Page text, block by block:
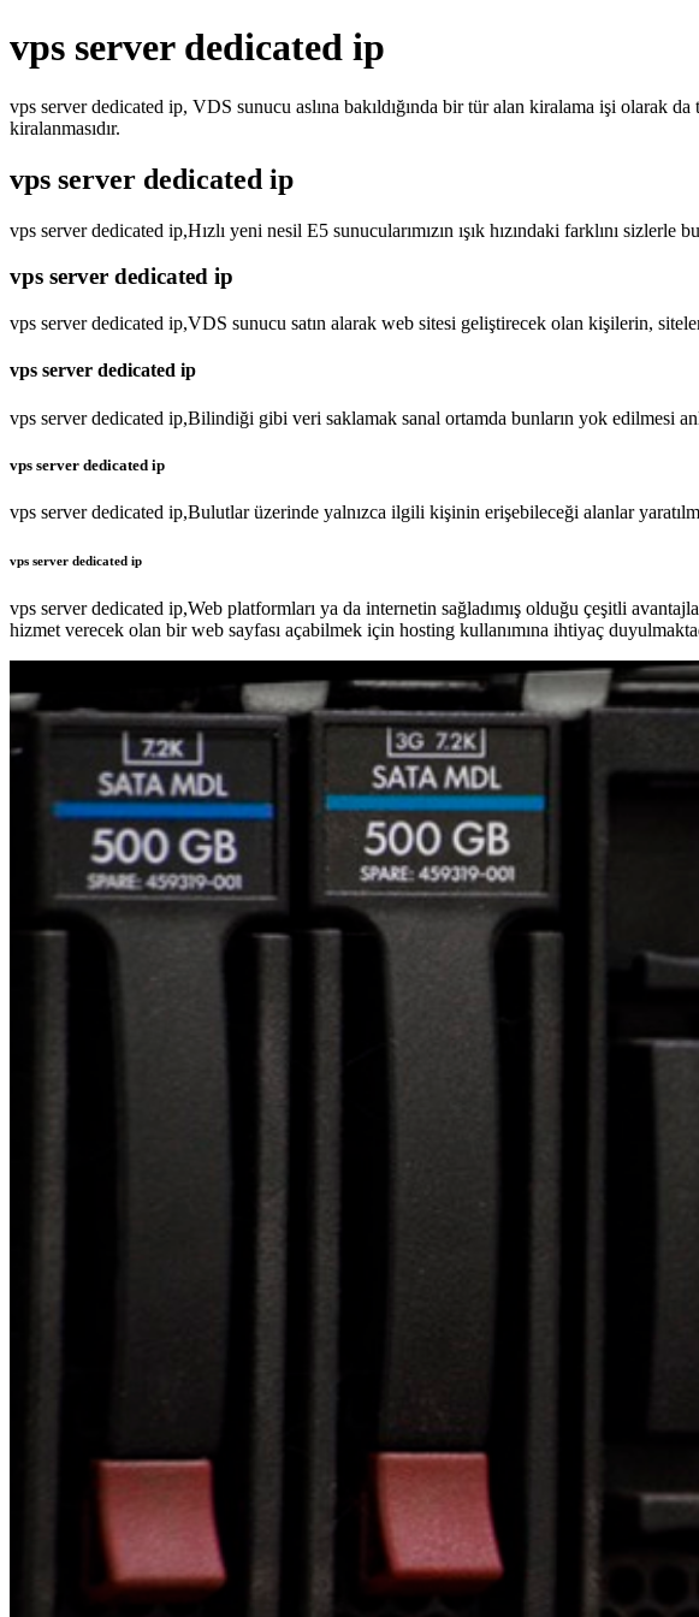
vps server dedicated ip
vps server dedicated ip, VDS sunucu aslına bakıldığında bir tür alan kiralama işi olarak
kiralanmasıdır.
vps server dedicated ip
vps server dedicated ip,Hızlı yeni nesil E5 sunucularımızın ışık hızındaki farklını
vps server dedicated ip
vps server dedicated ip,VDS sunucu satın alarak web sitesi geliştirecek olan kişilerin,
vps server dedicated ip
vps server dedicated ip,Bilindiği gibi veri saklamak sanal ortamda bunların yok edilmesi
vps server dedicated ip
vps server dedicated ip,Bulutlar üzerinde yalnızca ilgili kişinin erişebileceği alanlar
vps server dedicated ip
vps server dedicated ip,Web platformları ya da internetin sağladımış olduğu çeşitli
hizmet verecek olan bir web sayfası açabilmek için hosting kullanımına ihtiyaç